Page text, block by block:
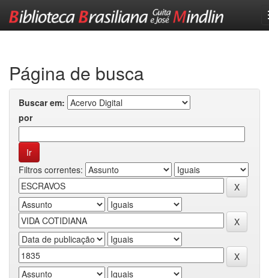
Página de busca
Buscar em:
por
Filtros correntes: